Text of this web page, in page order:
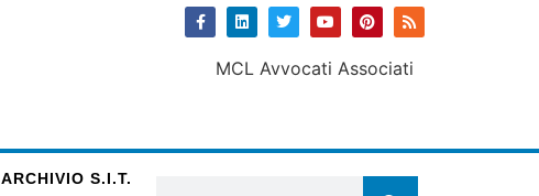
ARCHIVIO S.I.T.